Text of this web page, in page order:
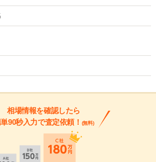
相場情報を確認したら
90秒入力で査定依頼！ (無料)